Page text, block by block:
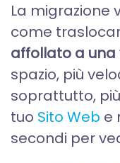
La migrazione
come
affollato a una
spazio, più
soprattutto,
tuo Sito Web e
secondi per